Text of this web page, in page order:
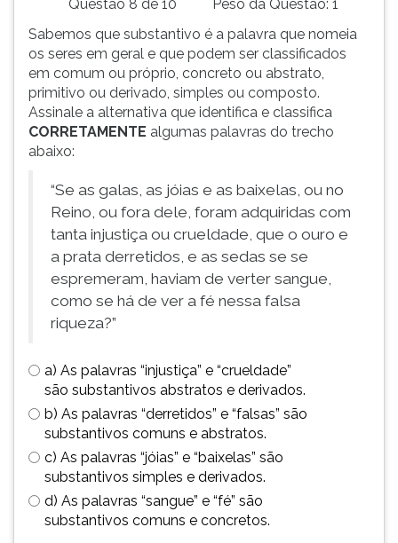
Questão 8 de 10
Peso da Questão: 1
Sabemos que substantivo é a palavra que nomeia
os seres em geral e que podem ser classificados
em comum ou próprio, concreto ou abstrato,
primitivo ou derivado, simples ou composto.
Assinale a alternativa que identifica e classifica
CORRETAMENTE algumas palavras do trecho
abaixo:
“Se as galas, as jóias e as baixelas, ou no
Reino, ou fora dele, foram adquiridas com
tanta injustiça ou crueldade, que o ouro e
a prata derretidos, e as sedas se se
espremeram, haviam de verter sangue,
como se há de ver a fé nessa falsa
riqueza?”
a) As palavras “injustiça” e “crueldade”
são substantivos abstratos e derivados.
b) As palavras “derretidos” e “falsas” são
substantivos comuns e abstratos.
c) As palavras “jóias” e “baixelas” são
substantivos simples e derivados.
d) As palavras “sangue” e “fé” são
substantivos comuns e concretos.